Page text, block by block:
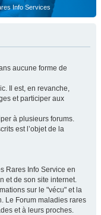
Info Services
aucune forme de
Il est, en revanche,
et participer aux
à plusieurs forums.
est l’objet de la
Rares Info Service en
et de son site internet.
sur le "vécu" et la
Le Forum maladies rares
et à leurs proches.